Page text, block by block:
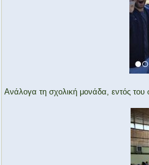
Ανάλογα τη σχολική μονάδα, εντός του